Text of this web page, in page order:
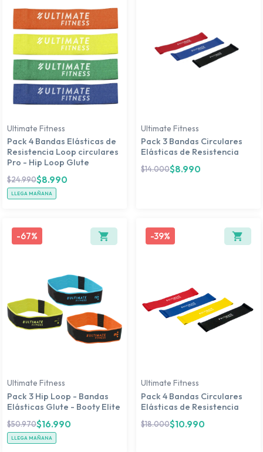
Ultimate Fitness
Pack 4 Bandas Elásticas de
Resistencia Loop circulares
Pro - Hip Loop Glute
$24.990$8.990
LLEGA MAÑANA
Ultimate Fitness
Pack 3 Bandas Circulares
Elásticas de Resistencia
$14.000$8.990
-67%
Ultimate Fitness
Pack 3 Hip Loop - Bandas
Elásticas Glute - Booty Elite
$50.970$16.990
LLEGA MAÑANA
-39%
Ultimate Fitness
Pack 4 Bandas Circulares
Elásticas de Resistencia
$18.000$10.990